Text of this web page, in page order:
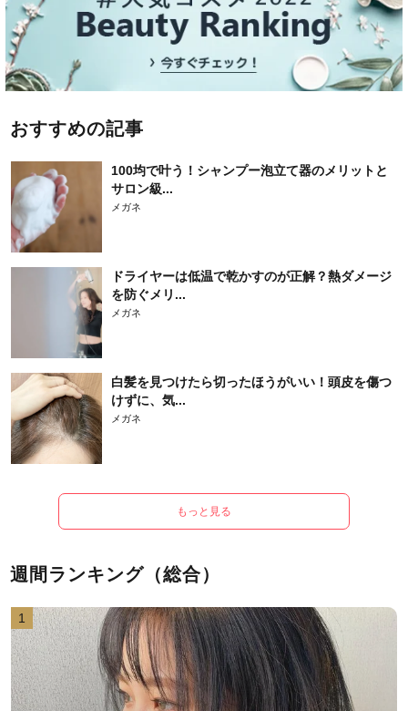
おすすめの記事
100均で叶う！シャンプー泡立て器のメリットと
サロン級...
メガネ
ドライヤーは低温で乾かすのが正解？熱ダメージ
を防ぐメリ...
メガネ
白髪を見つけたら切ったほうがいい！頭皮を傷つ
けずに、気...
メガネ
もっと見る
週間ランキング（総合）
1